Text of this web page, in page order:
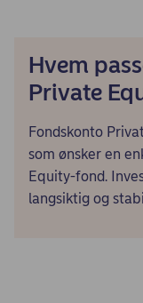
Hvem
Private
Fondskonto
som ønsker en
Equity-fond.
langsiktig og